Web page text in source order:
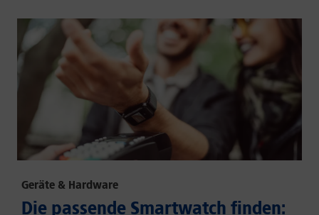
Geräte & Hardware
Die passende Smartwatch finden: